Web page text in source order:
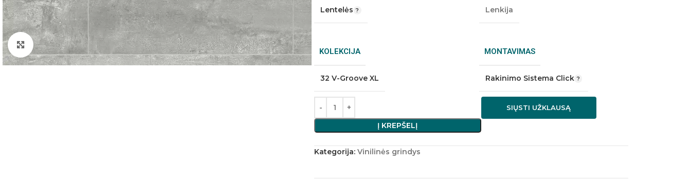
Padidinti nuotrauką
Lentelės Lenkija
KOLEKCIJA
32 V-Groove XL
MONTAVIMAS
Rakinimo Sistema Click
Į KREPŠELĮ
SIŲSTI UŽKLAUSĄ
Kategorija: Vinilinės grindys